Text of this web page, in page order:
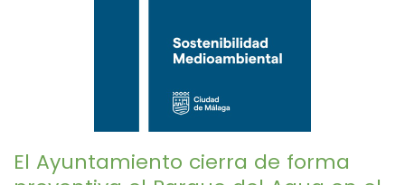
El Ayuntamiento cierra de forma